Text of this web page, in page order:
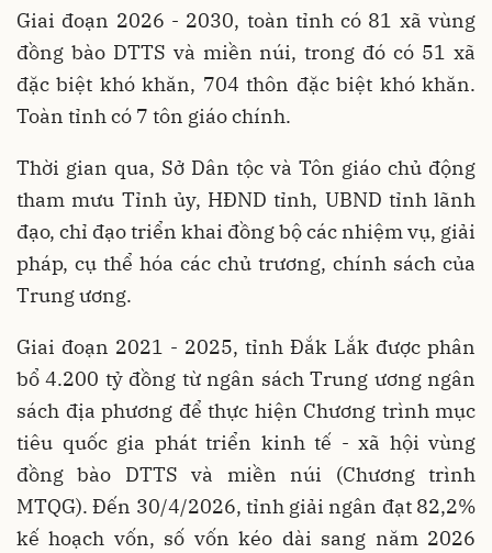
Giai đoạn 2026 - 2030, toàn tỉnh có 81 xã vùng
đồng bào DTTS và miền núi, trong đó có 51 xã
đặc biệt khó khăn, 704 thôn đặc biệt khó khăn.
Toàn tỉnh có 7 tôn giáo chính.
Thời gian qua, Sở Dân tộc và Tôn giáo chủ động
tham mưu Tỉnh ủy, HĐND tỉnh, UBND tỉnh lãnh
đạo, chỉ đạo triển khai đồng bộ các nhiệm vụ, giải
pháp, cụ thể hóa các chủ trương, chính sách của
Trung ương.
Giai đoạn 2021 - 2025, tỉnh Đắk Lắk được phân
bổ 4.200 tỷ đồng từ ngân sách Trung ương ngân
sách địa phương để thực hiện Chương trình mục
tiêu quốc gia phát triển kinh tế - xã hội vùng
đồng bào DTTS và miền núi (Chương trình
MTQG). Đến 30/4/2026, tỉnh giải ngân đạt 82,2%
kế hoạch vốn, số vốn kéo dài sang năm 2026